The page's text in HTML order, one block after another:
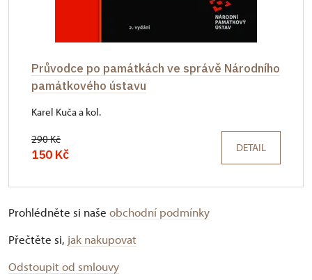
Průvodce po památkách ve správě Národního
památkového ústavu
Karel Kuča a kol.
290 Kč
150 Kč DETAIL
Prohlédněte si naše obchodní podmínky
Přečtěte si, jak nakupovat
Odstoupit od smlouvy